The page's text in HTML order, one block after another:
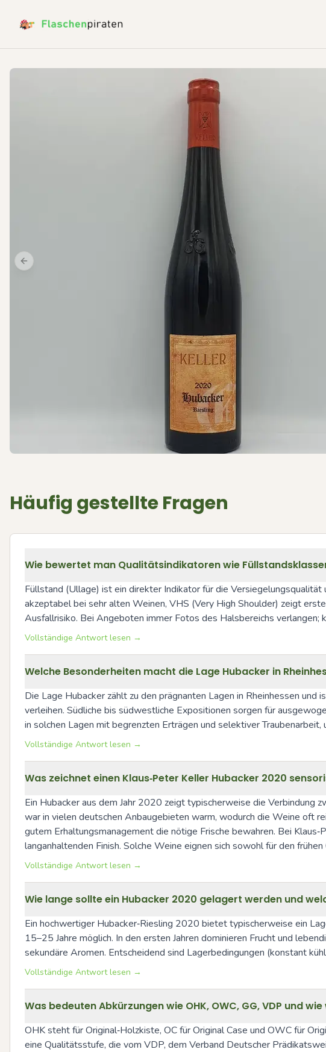
Previous slide
Häufig gestellte Fragen
Wie bewertet man Qualitätsindikatoren wie
Füllstand (Ullage) ist ein direkter Indikator für die
akzeptabel bei sehr alten Weinen, VHS (Very High Shoulder) zeigt
Ausfallrisiko. Bei Angeboten immer Fotos des Halsbereichs
Vollständige Antwort lesen →
Welche Besonderheiten macht die Lage Hubacker in
Die Lage Hubacker zählt zu den prägnanten Lagen in Rheinhessen
verleihen. Südliche bis südwestliche Expositionen sorgen für
in solchen Lagen mit begrenzten Erträgen und selektiver
Vollständige Antwort lesen →
Was zeichnet einen Klaus‑Peter Keller Hubacker 2020
Ein Hubacker aus dem Jahr 2020 zeigt typischerweise die Verbindung
war in vielen deutschen Anbaugebieten warm, wodurch die Weine oft
gutem Erhaltungsmanagement die nötige Frische bewahren. Bei
langanhaltenden Finish. Solche Weine eignen sich sowohl für den
Vollständige Antwort lesen →
Wie lange sollte ein Hubacker 2020 gelagert werden und
Ein hochwertiger Hubacker‑Riesling 2020 bietet typischerweise ein
15–25 Jahre möglich. In den ersten Jahren dominieren Frucht und
sekundäre Aromen. Entscheidend sind Lagerbedingungen (konstant
Vollständige Antwort lesen →
Was bedeuten Abkürzungen wie OHK, OWC, GG, VDP und
OHK steht für Original‑Holzkiste, OC für Original Case und OWC für
eine Qualitätsstufe, die vom VDP, dem Verband Deutscher